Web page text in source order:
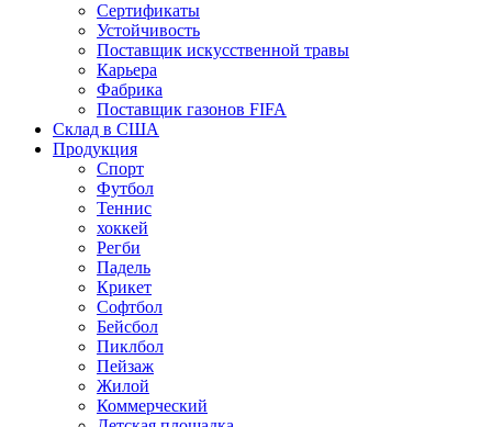
Сертификаты
Устойчивость
Поставщик искусственной травы
Карьера
Фабрика
Поставщик газонов FIFA
Склад в США
Продукция
Спорт
Футбол
Теннис
хоккей
Регби
Падель
Крикет
Софтбол
Бейсбол
Пиклбол
Пейзаж
Жилой
Коммерческий